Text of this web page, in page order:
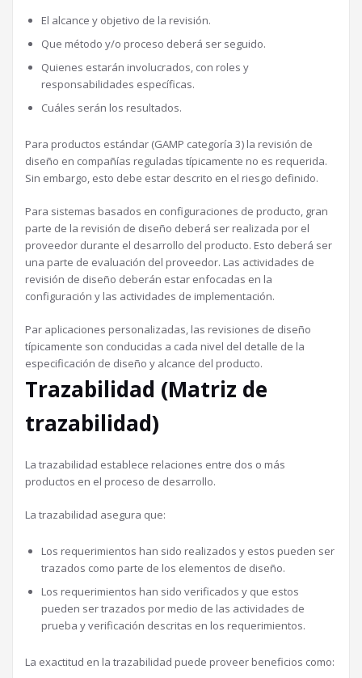
El alcance y objetivo de la revisión.
Que método y/o proceso deberá ser seguido.
Quienes estarán involucrados, con roles y
responsabilidades específicas.
Cuáles serán los resultados.
Para productos estándar (GAMP categoría 3) la revisión de
diseño en compañías reguladas típicamente no es requerida.
Sin embargo, esto debe estar descrito en el riesgo definido.
Para sistemas basados en configuraciones de producto, gran
parte de la revisión de diseño deberá ser realizada por el
proveedor durante el desarrollo del producto. Esto deberá ser
una parte de evaluación del proveedor. Las actividades de
revisión de diseño deberán estar enfocadas en la
configuración y las actividades de implementación.
Par aplicaciones personalizadas, las revisiones de diseño
típicamente son conducidas a cada nivel del detalle de la
especificación de diseño y alcance del producto.
Trazabilidad (Matriz de
trazabilidad)
La trazabilidad establece relaciones entre dos o más
productos en el proceso de desarrollo.
La trazabilidad asegura que:
Los requerimientos han sido realizados y estos pueden ser
trazados como parte de los elementos de diseño.
Los requerimientos han sido verificados y que estos
pueden ser trazados por medio de las actividades de
prueba y verificación descritas en los requerimientos.
La exactitud en la trazabilidad puede proveer beneficios como: